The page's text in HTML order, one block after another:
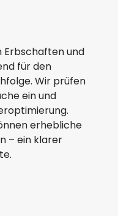
Erbschaften und
für den
Wir prüfen
ein und
erhebliche
– ein klarer